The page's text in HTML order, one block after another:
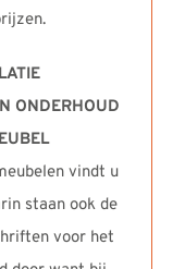
ONDERHOUD
vindt u
staan ook de
voor het